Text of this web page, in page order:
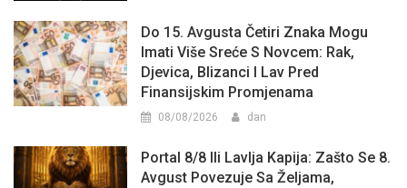
Do 15. Avgusta Četiri Znaka Mogu
Imati Više Sreće S Novcem: Rak,
Djevica, Blizanci I Lav Pred
Finansijskim Promjenama
08/08/2026 dan
Portal 8/8 Ili Lavlja Kapija: Zašto Se 8.
Avgust Povezuje Sa Željama,